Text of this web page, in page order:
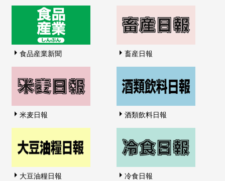
食品産業新聞 畜産日報
米麦日報 酒類飲料日報
大豆油糧日報 冷食日報